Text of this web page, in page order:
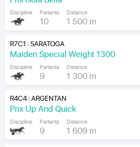
Discipline Partants
10
Distance
1 500 m
R7C1 |SARATOGA
Maiden Special Weight 1300
Discipline Partants
9
Distance
1 300 m
R4C4|ARGENTAN
Prix Up And Quick
Discipline Partants
9
Distance
1 609 m